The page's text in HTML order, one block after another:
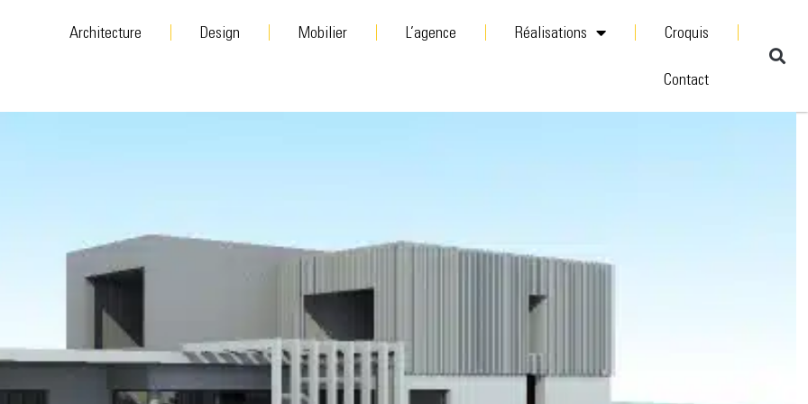
Architecture Design Mobilier L’agence Réalisations Croquis
Contact